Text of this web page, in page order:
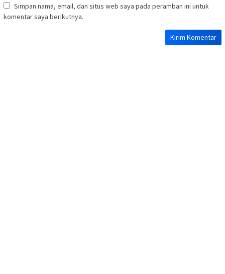
Simpan nama, email, dan situs web saya pada peramban ini untuk
komentar saya berikutnya.